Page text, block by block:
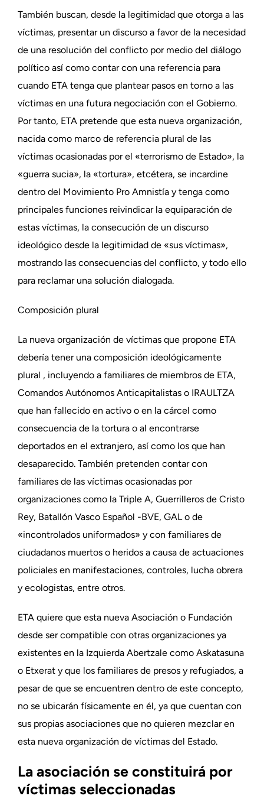
También buscan, desde la legitimidad que otorga a las
víctimas, presentar un discurso a favor de la necesidad
de una resolución del conflicto por medio del diálogo
político así como contar con una referencia para
cuando ETA tenga que plantear pasos en torno a las
víctimas en una futura negociación con el Gobierno.
Por tanto, ETA pretende que esta nueva organización,
nacida como marco de referencia plural de las
víctimas ocasionadas por el «terrorismo de Estado», la
«guerra sucia», la «tortura», etcétera, se incardine
dentro del Movimiento Pro Amnistía y tenga como
principales funciones reivindicar la equiparación de
estas víctimas, la consecución de un discurso
ideológico desde la legitimidad de «sus víctimas»,
mostrando las consecuencias del conflicto, y todo ello
para reclamar una solución dialogada.
Composición plural
La nueva organización de víctimas que propone ETA
debería tener una composición ideológicamente
plural , incluyendo a familiares de miembros de ETA,
Comandos Autónomos Anticapitalistas o IRAULTZA
que han fallecido en activo o en la cárcel como
consecuencia de la tortura o al encontrarse
deportados en el extranjero, así como los que han
desaparecido. También pretenden contar con
familiares de las víctimas ocasionadas por
organizaciones como la Triple A, Guerrilleros de Cristo
Rey, Batallón Vasco Español -BVE, GAL o de
«incontrolados uniformados» y con familiares de
ciudadanos muertos o heridos a causa de actuaciones
policiales en manifestaciones, controles, lucha obrera
y ecologistas, entre otros.
ETA quiere que esta nueva Asociación o Fundación
desde ser compatible con otras organizaciones ya
existentes en la Izquierda Abertzale como Askatasuna
o Etxerat y que los familiares de presos y refugiados, a
pesar de que se encuentren dentro de este concepto,
no se ubicarán físicamente en él, ya que cuentan con
sus propias asociaciones que no quieren mezclar en
esta nueva organización de víctimas del Estado.
La asociación se constituirá por
víctimas seleccionadas